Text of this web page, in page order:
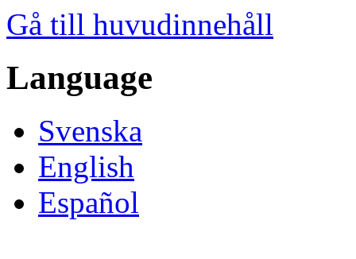
Gå till huvudinnehåll
Language
Svenska
English
Español